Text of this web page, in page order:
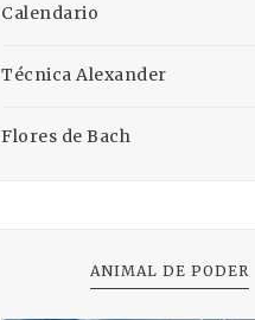
Calendario
Técnica Alexander
Flores de Bach
ANIMAL DE PODER